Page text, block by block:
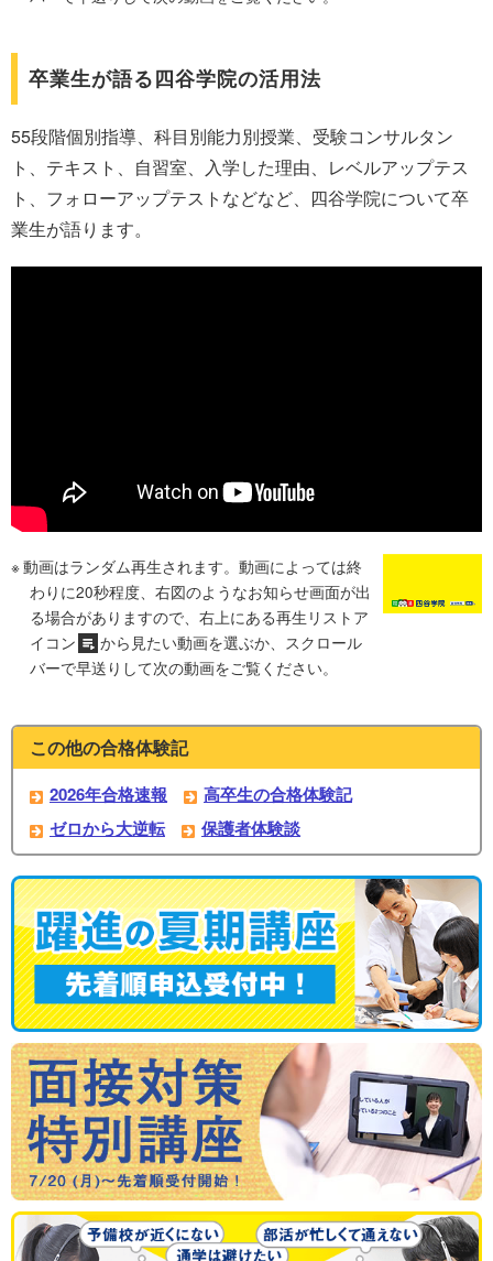
卒業生が語る四谷学院の活用法
55段階個別指導、科目別能力別授業、受験コンサルタン
ト、テキスト、自習室、入学した理由、レベルアップテス
ト、フォローアップテストなどなど、四谷学院について卒
業生が語ります。
動画はランダム再生されます。動画によっては終
わりに20秒程度、右図のようなお知らせ画面が出
る場合がありますので、右上にある再生リストア
イコン
から見たい動画を選ぶか、スクロール
バーで早送りして次の動画をご覧ください。
この他の合格体験記
2026年合格速報
高卒生の合格体験記
ゼロから大逆転
保護者体験談